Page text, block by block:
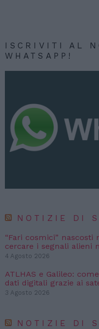
ISCRIVITI AL
WHATSAPP!
NOTIZIE DI
“Fari cosmici”
cercare i segnali alieni
4 Agosto 2026
ATLHAS e Galileo:
dati digitali grazie ai
3 Agosto 2026
NOTIZIE DI